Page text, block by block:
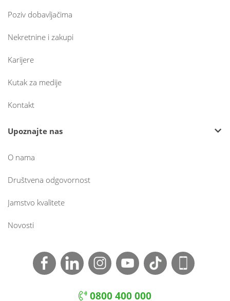
Poziv dobavljačima
Nekretnine i zakupi
Karijere
Kutak za medije
Kontakt
Upoznajte nas
O nama
Društvena odgovornost
Jamstvo kvalitete
Novosti
0800 400 000